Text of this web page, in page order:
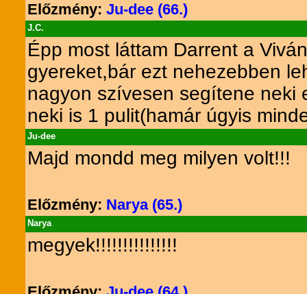
Előzmény: Ju-dee (66.)
J.C.
Épp most láttam Darrent a
gyereket,bár ezt nehezebben
nagyon szívesen segítene neki
neki is 1 pulit(hamár úgyis
Ju-dee
Majd mondd meg milyen volt!!!
Előzmény: Narya (65.)
Narya
megyek!!!!!!!!!!!!!!!